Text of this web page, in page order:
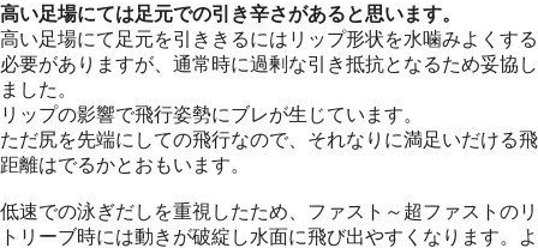
高い足場にては足元での引き辛さがあると思います。
高い足場にて足元を引ききるにはリップ形状を水噛みよくする
必要がありますが、通常時に過剰な引き抵抗となるため妥協し
ました。
リップの影響で飛行姿勢にブレが生じています。
ただ尻を先端にしての飛行なので、それなりに満足いだける飛
距離はでるかとおもいます。
低速での泳ぎだしを重視したため、ファスト～超ファストのリ
トリーブ時には動きが破綻し水面に飛び出やすくなります。よ